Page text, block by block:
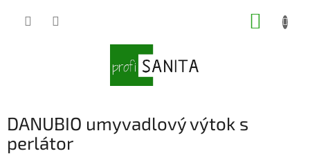
DANUBIO umyvadlový výtok s
perlátor